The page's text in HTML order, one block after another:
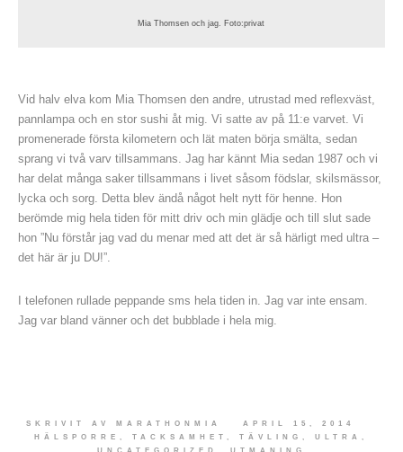
Mia Thomsen och jag. Foto:privat
Vid halv elva kom Mia Thomsen den andre, utrustad med reflexväst,
pannlampa och en stor sushi åt mig. Vi satte av på 11:e varvet. Vi
promenerade första kilometern och lät maten börja smälta, sedan
sprang vi två varv tillsammans. Jag har kännt Mia sedan 1987 och vi
har delat många saker tillsammans i livet såsom födslar, skilsmässor,
lycka och sorg. Detta blev ändå något helt nytt för henne. Hon
berömde mig hela tiden för mitt driv och min glädje och till slut sade
hon ”Nu förstår jag vad du menar med att det är så härligt med ultra –
det här är ju DU!”.
I telefonen rullade peppande sms hela tiden in. Jag var inte ensam.
Jag var bland vänner och det bubblade i hela mig.
SKRIVIT AV MARATHONMIA
APRIL 15, 2014
HÄLSPORRE,TACKSAMHET,TÄVLING,ULTRA,